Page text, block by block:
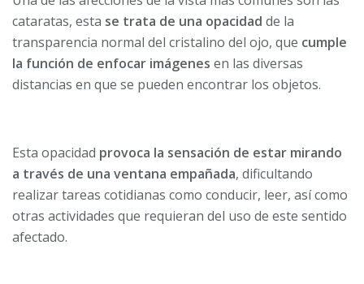
cataratas, esta se trata de una opacidad de la
transparencia normal del cristalino del ojo, que cumple
la función de enfocar imágenes en las diversas
distancias en que se pueden encontrar los objetos.
Esta opacidad provoca la sensación de estar mirando
a través de una ventana empañada, dificultando
realizar tareas cotidianas como conducir, leer, así como
otras actividades que requieran del uso de este sentido
afectado.